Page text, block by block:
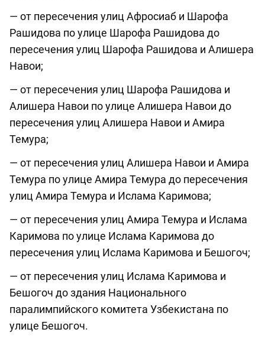
— от пересечения улиц Афросиаб и Шарофа
Рашидова по улице Шарофа Рашидова до
пересечения улиц Шарофа Рашидова и Алишера
Навои;
— от пересечения улиц Шарофа Рашидова и
Алишера Навои по улице Алишера Навои до
пересечения улиц Алишера Навои и Амира
Темура;
— от пересечения улиц Алишера Навои и Амира
Темура по улице Амира Темура до пересечения
улиц Амира Темура и Ислама Каримова;
— от пересечения улиц Амира Темура и Ислама
Каримова по улице Ислама Каримова до
пересечения улиц Ислама Каримова и Бешогоч;
— от пересечения улиц Ислама Каримова и
Бешогоч до здания Национального
паралимпийского комитета Узбекистана по
улице Бешогоч.